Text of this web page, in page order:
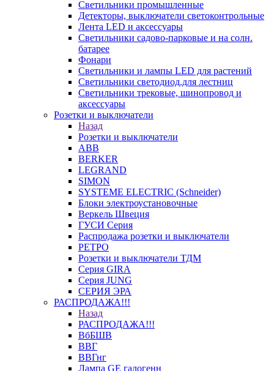
Светильники промышленные
Детекторы, выключатели светоконтрольные
Лента LED и аксессуары
Светильники садово-парковые и на солн.
батарее
Фонари
Светильники и лампы LED для растений
Светильники светодиод.для лестниц
Светильники трековые, шинопровод и
аксессуары
Розетки и выключатели
Назад
Розетки и выключатели
ABB
BERKER
LEGRAND
SIMON
SYSTEME ELECTRIC (Schneider)
Блоки электроустановочные
Веркель Швеция
ГУСИ Серия
Распродажа розетки и выключатели
РЕТРО
Розетки и выключатели ТДМ
Серия GIRA
Серия JUNG
СЕРИЯ ЭРА
РАСПРОДАЖА!!!
Назад
РАСПРОДАЖА!!!
ВбБШВ
ВВГ
ВВГнг
Лампа GE галогенн